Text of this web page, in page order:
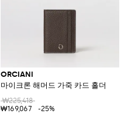
ORCIANI
마이크론 해머드 가죽 카드 홀더
₩225,418
₩169,067
-25%